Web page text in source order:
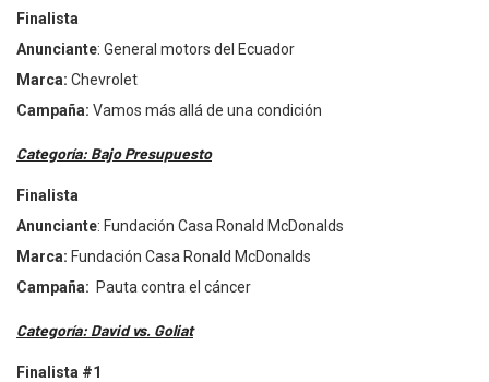
Finalista
Anunciante: General motors del Ecuador
Marca: Chevrolet
Campaña: Vamos más all á de una condición
Categoría: Bajo Presupuesto
Finalista
Anunciante: Fundación Casa Ronald McDonalds
Marca: Fundación Casa Ronald McDonalds
Campaña: Pauta contra el cáncer
Categoría: David vs. Goliat
Finalista #1